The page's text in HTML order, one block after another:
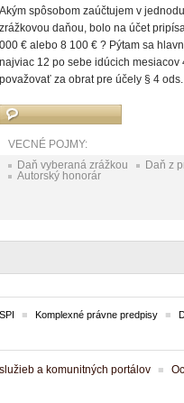
Akým spôsobom zaúčtujem v
zrážkovou daňou, bolo na účet
000 € alebo 8 100 € ? Pýtam sa
najviac 12 po sebe idúcich mesiacov
považovať za obrat pre účely § 4
VECNÉ POJMY:
Daň vyberaná zrážkou
Daň z
Autorský honorár
Komplexné právne predpisy
a komunitných portálov